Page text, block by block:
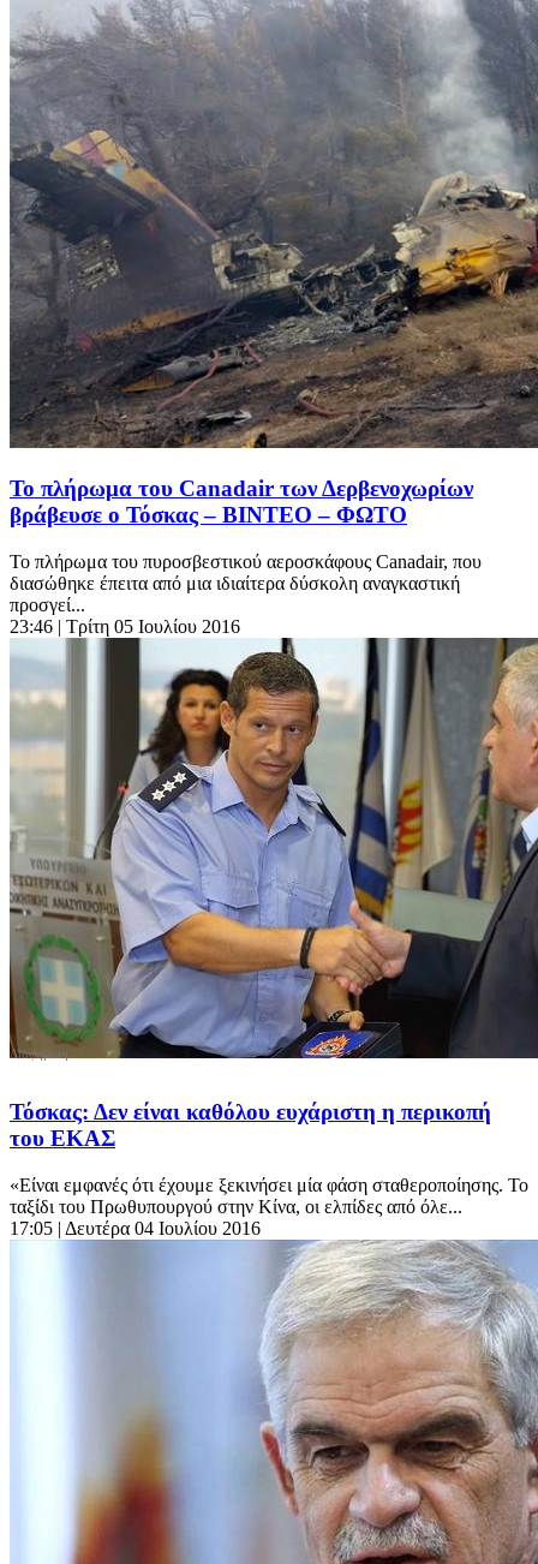
Το πλήρωμα του Canadair των Δερβενοχωρίων
βράβευσε ο Τόσκας – ΒΙΝΤΕΟ – ΦΩΤΟ
Το πλήρωμα του πυροσβεστικού αεροσκάφους Canadair, που
διασώθηκε έπειτα από μια ιδιαίτερα δύσκολη αναγκαστική
προσγεί...
23:46 | Τρίτη 05 Ιουλίου 2016
Τόσκας: Δεν είναι καθόλου ευχάριστη η περικοπή
του ΕΚΑΣ
«Είναι εμφανές ότι έχουμε ξεκινήσει μία φάση σταθεροποίησης. Το
ταξίδι του Πρωθυπουργού στην Κίνα, οι ελπίδες από όλε...
17:05 | Δευτέρα 04 Ιουλίου 2016